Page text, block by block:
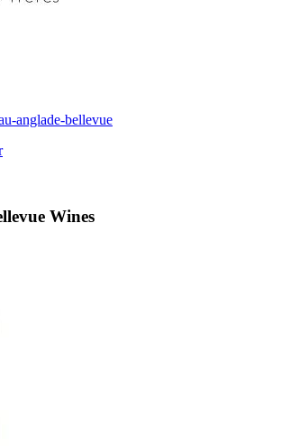
anglade-bellevue
Wines